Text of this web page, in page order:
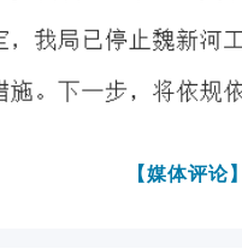
【媒体评论】